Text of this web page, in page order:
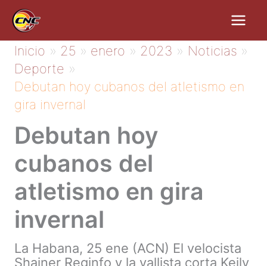
contenido
Inicio 25 enero 2023
Noticias
Deporte
Debutan hoy cubanos del atletismo en
gira invernal
Debutan hoy
cubanos del
atletismo en gira
invernal
La Habana, 25 ene (ACN) El velocista
Shainer Reginfo y la vallista corta Keily